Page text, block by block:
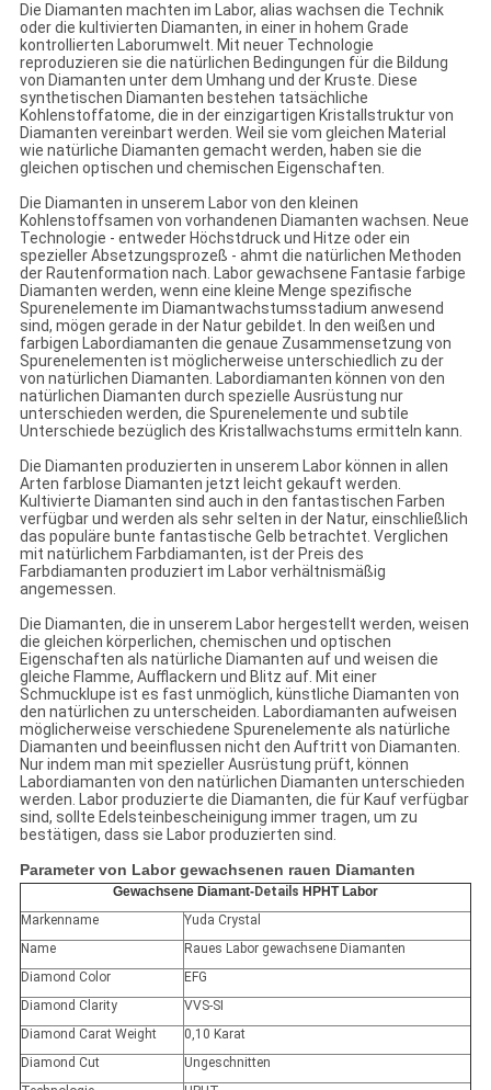
Die Diamanten machten im Labor, alias wachsen die Technik
oder die kultivierten Diamanten, in einer in hohem Grade
kontrollierten Laborumwelt. Mit neuer Technologie
reproduzieren sie die natürlichen Bedingungen für die Bildung
von Diamanten unter dem Umhang und der Kruste. Diese
synthetischen Diamanten bestehen tatsächliche
Kohlenstoffatome, die in der einzigartigen Kristallstruktur von
Diamanten vereinbart werden. Weil sie vom gleichen Material
wie natürliche Diamanten gemacht werden, haben sie die
gleichen optischen und chemischen Eigenschaften.
Die Diamanten in unserem Labor von den kleinen
Kohlenstoffsamen von vorhandenen Diamanten wachsen. Neue
Technologie - entweder Höchstdruck und Hitze oder ein
spezieller Absetzungsprozeß - ahmt die natürlichen Methoden
der Rautenformation nach. Labor gewachsene Fantasie farbige
Diamanten werden, wenn eine kleine Menge spezifische
Spurenelemente im Diamantwachstumsstadium anwesend
sind, mögen gerade in der Natur gebildet. In den weißen und
farbigen Labordiamanten die genaue Zusammensetzung von
Spurenelementen ist möglicherweise unterschiedlich zu der
von natürlichen Diamanten. Labordiamanten können von den
natürlichen Diamanten durch spezielle Ausrüstung nur
unterschieden werden, die Spurenelemente und subtile
Unterschiede bezüglich des Kristallwachstums ermitteln kann.
Die Diamanten produzierten in unserem Labor können in allen
Arten farblose Diamanten jetzt leicht gekauft werden.
Kultivierte Diamanten sind auch in den fantastischen Farben
verfügbar und werden als sehr selten in der Natur, einschließlich
das populäre bunte fantastische Gelb betrachtet. Verglichen
mit natürlichem Farbdiamanten, ist der Preis des
Farbdiamanten produziert im Labor verhältnismäßig
angemessen.
Die Diamanten, die in unserem Labor hergestellt werden, weisen
die gleichen körperlichen, chemischen und optischen
Eigenschaften als natürliche Diamanten auf und weisen die
gleiche Flamme, Aufflackern und Blitz auf. Mit einer
Schmucklupe ist es fast unmöglich, künstliche Diamanten von
den natürlichen zu unterscheiden. Labordiamanten aufweisen
möglicherweise verschiedene Spurenelemente als natürliche
Diamanten und beeinflussen nicht den Auftritt von Diamanten.
Nur indem man mit spezieller Ausrüstung prüft, können
Labordiamanten von den natürlichen Diamanten unterschieden
werden. Labor produzierte die Diamanten, die für Kauf verfügbar
sind, sollte Edelsteinbescheinigung immer tragen, um zu
bestätigen, dass sie Labor produzierten sind.
Parameter von Labor gewachsenen rauen Diamanten
Gewachsene Diamant-Details HPHT Labor
Markenname
Yuda Crystal
Name
Raues Labor gewachsene Diamanten
Diamond Color
EFG
Diamond Clarity
VVS-SI
Diamond Carat Weight
0,10 Karat
Diamond Cut
Ungeschnitten